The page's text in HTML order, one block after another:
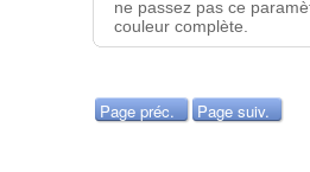
ne passez pas ce
couleur complète.
Page préc. Page suiv.